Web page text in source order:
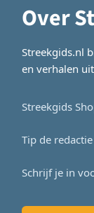
Over
Streekgids.nl
en verhalen uit
Streekgids
Tip de redactie
Schrijf je in